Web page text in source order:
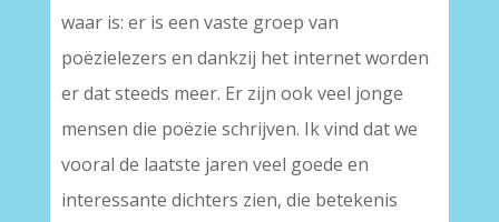
waar is: er is een vaste groep van
poëzielezers en dankzij het internet worden
er dat steeds meer. Er zijn ook veel jonge
mensen die poëzie schrijven. Ik vind dat we
vooral de laatste jaren veel goede en
interessante dichters zien, die betekenis